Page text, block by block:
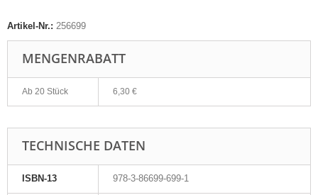
Artikel-Nr.: 256699
MENGENRABATT
Ab 20 Stück 6,30 €
TECHNISCHE DATEN
ISBN-13 978-3-86699-699-1